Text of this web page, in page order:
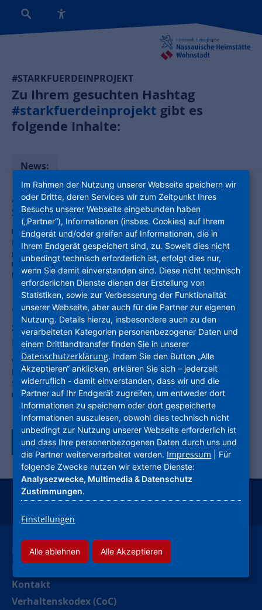
#STARKFUERDEINPROJEKT
Zu Ihrem gesuchten Hashtag
#starkfuerdeinprojekt gibt es
folgende Inhalte:
News:
„Stark für dein Projekt“: NHW vergibt
Spenden in Höhe von bis zu 60.000 Euro
Die sozialen Projekte, die von der Unternehmensgruppe
Nassauische Heimstätte | Wohnstadt (NHW) mit einer Spende
gefördert werden, stehen fest: Acht Vereine, die sich für die
Entwicklung von Kindern engagieren, erhalten Spenden in Höhe von
bis 60.000 Euro.
"StarkFuerDeinProjekt.de": Zentrale
Spenden-Plattform der NHW startet in neue
Runde
Vereine und Institutionen können sich bis zum 15. Juni 2022 um
Fördermittel in Höhe von insgesamt bis zu 60.000 Euro bewerben.
Schwerpunkt 2022: „Kinder und Jugendliche: Bewegung bildet –
Bildung bewegt“
Zurück zur Tagübersicht
Leichte Sprache
Deutsche Gebärdensprache
Kontakt
Verhaltenskodex (CoC)
Im Rahmen der Nutzung unserer Webseite speichern wir
oder Dritte, deren Services wir zum Zeitpunkt Ihres
Besuchs unserer Webseite eingebunden haben
(„Partner“), Informationen (insbes. Cookies) auf Ihrem
Endgerät und/oder greifen auf Informationen, die in
Ihrem Endgerät gespeichert sind, zu. Soweit dies nicht
unbedingt technisch erforderlich ist, erfolgt dies nur,
wenn Sie damit einverstanden sind. Diese nicht technisch
erforderlichen Dienste dienen der Erstellung von
Statistiken, sowie zur Verbesserung der Funktionalität
unserer Webseite, aber auch für die Partner zur eigenen
Nutzung. Details hierzu, insbesondere auch zu den
verarbeiteten Kategorien personenbezogener Daten und
einem Drittlandtransfer finden Sie in unserer
Datenschutzerklärung. Indem Sie den Button „Alle
Akzeptieren“ anklicken, erklären Sie sich – jederzeit
widerruflich - damit einverstanden, dass wir und die
Partner auf Ihr Endgerät zugreifen, um entweder dort
Informationen zu speichern oder dort gespeicherte
Informationen auszulesen, obwohl dies technisch nicht
unbedingt zur Nutzung unserer Webseite erforderlich ist
und dass Ihre personenbezogenen Daten durch uns und
die Partner weiterverarbeitet werden. Impressum | Für
folgende Zwecke nutzen wir externe Dienste:
Analysezwecke, Multimedia & Datenschutz
Zustimmungen.
Einstellungen
Alle ablehnen Alle Akzeptieren